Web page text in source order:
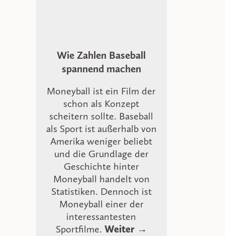
Wie Zahlen Baseball
spannend machen
Moneyball ist ein Film der
schon als Konzept
scheitern sollte. Baseball
als Sport ist außerhalb von
Amerika weniger beliebt
und die Grundlage der
Geschichte hinter
Moneyball handelt von
Statistiken. Dennoch ist
Moneyball einer der
interessantesten
Sportfilme. Weiter →